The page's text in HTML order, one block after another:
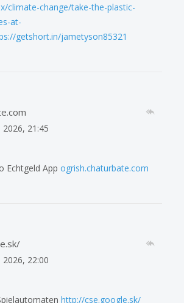
climate-change/take-the-plastic-
at-
getshort.in/jametyson85321
21:45
Echtgeld App ogrish.chaturbate.com
22:00
http://cse.google.sk/